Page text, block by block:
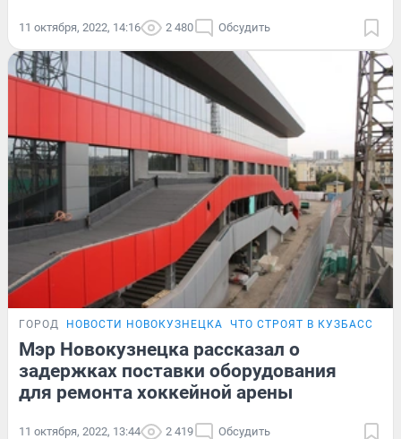
11 октября, 2022, 14:16 2 480 Обсудить
ГОРОД НОВОСТИ НОВОКУЗНЕЦКА ЧТО СТРОЯТ В КУЗБАССЕ
Мэр Новокузнецка рассказал о
задержках поставки оборудования
для ремонта хоккейной арены
11 октября, 2022, 13:44 2 419 Обсудить